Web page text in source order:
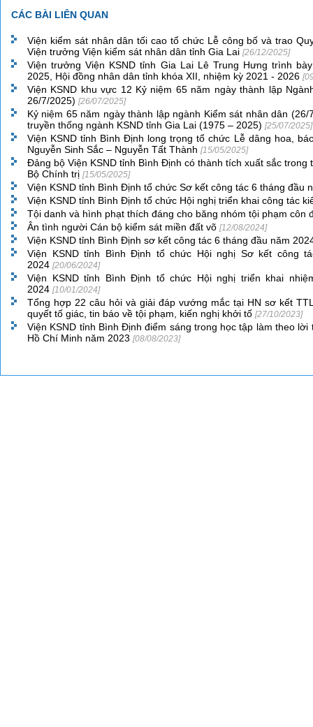
CÁC BÀI LIÊN QUAN
Viện kiểm sát nhân dân tối cao tổ chức Lễ công bố và trao
Viện trưởng Viện kiểm sát nhân dân tỉnh Gia Lai [26/12/2025]
Viện trưởng Viện KSND tỉnh Gia Lai Lê Trung Hưng trình
2025, Hội đồng nhân dân tỉnh khóa XII, nhiệm kỳ 2021 - 2026
Viện KSND khu vực 12 Kỷ niệm 65 năm ngày thành lập
26/7/2025) [26/07/2025]
Kỷ niệm 65 năm ngày thành lập ngành Kiểm sát nhân dân
truyền thống ngành KSND tỉnh Gia Lai (1975 – 2025) [25/07/2025]
Viện KSND tỉnh Bình Định long trọng tổ chức Lễ dâng hoa,
Nguyễn Sinh Sắc – Nguyễn Tất Thành [15/05/2025]
Đảng bộ Viện KSND tỉnh Bình Định có thành tích xuất sắc trong
Bộ Chính trị [15/05/2025]
Viện KSND tỉnh Bình Định tổ chức Sơ kết công tác 6 tháng đầu
Viện KSND tỉnh Bình Định tổ chức Hội nghị triển khai công tác
Tội danh và hình phạt thích đáng cho băng nhóm tội phạm côn
Ân tình người Cán bộ kiểm sát miền đất võ [12/08/2024]
Viện KSND tỉnh Bình Định sơ kết công tác 6 tháng đầu năm
Viện KSND tỉnh Bình Định tổ chức Hội nghị Sơ kết công
2024 [20/06/2024]
Viện KSND tỉnh Bình Định tổ chức Hội nghị triển khai
2024 [10/01/2024]
Tổng hợp 22 câu hỏi và giải đáp vướng mắc tại HN sơ kết
quyết tố giác, tin báo về tội phạm, kiến nghị khởi tố [27/10/2023]
Viện KSND tỉnh Bình Định điểm sáng trong học tập làm theo
Hồ Chí Minh năm 2023 [08/08/2023]